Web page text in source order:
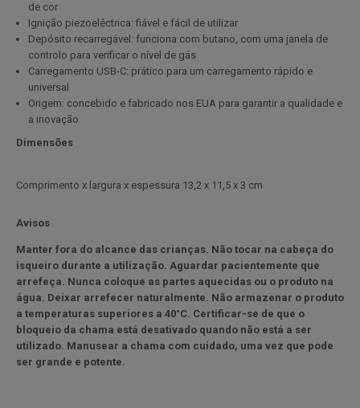
de cor
Ignição piezoeléctrica: fiável e fácil de utilizar
Depósito recarregável: funciona com butano, com uma janela de
controlo para verificar o nível de gás
Carregamento USB-C: prático para um carregamento rápido e
universal
Origem: concebido e fabricado nos EUA para garantir a qualidade e
a inovação
Dimensões
Comprimento x largura x espessura 13,2 x 11,5 x 3 cm
Avisos
Manter fora do alcance das crianças. Não tocar na cabeça do
isqueiro durante a utilização. Aguardar pacientemente que
arrefeça. Nunca coloque as partes aquecidas ou o produto na
água. Deixar arrefecer naturalmente. Não armazenar o produto
a temperaturas superiores a 40°C. Certificar-se de que o
bloqueio da chama está desativado quando não está a ser
utilizado. Manusear a chama com cuidado, uma vez que pode
ser grande e potente.